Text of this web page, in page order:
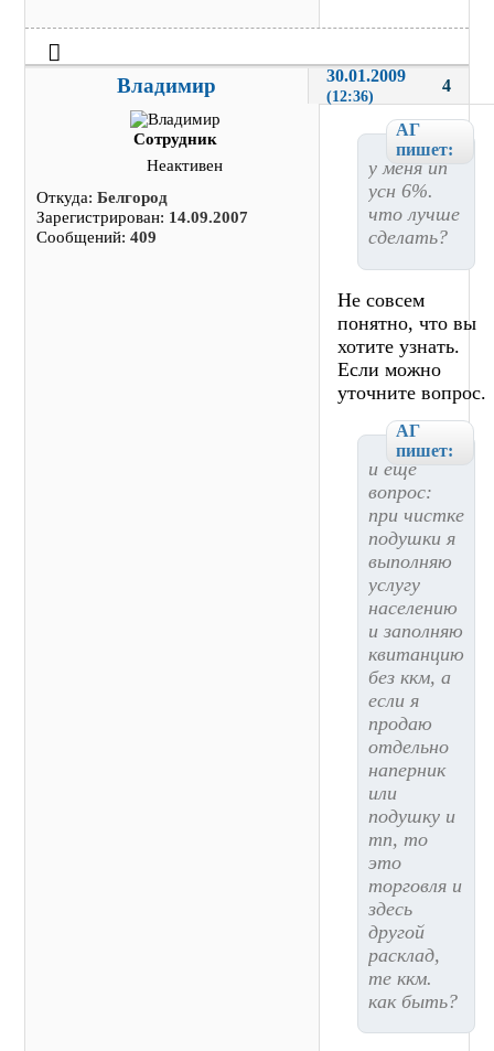
4
Владимир 30.01.2009
(12:36)
Сотрудник
Неактивен
Откуда:Белгород
Зарегистрирован: 14.09.2007
Сообщений:409
АГ
пишет:
у меня ип
усн 6%.
что лучше
сделать?
Не совсем
понятно, что вы
хотите узнать.
Если можно
уточните вопрос.
АГ
пишет:
и еще
вопрос:
при чистке
подушки я
выполняю
услугу
населению
и заполняю
квитанцию
без ккм, а
если я
продаю
отдельно
наперник
или
подушку и
тп, то
это
торговля и
здесь
другой
расклад,
те ккм.
как быть?